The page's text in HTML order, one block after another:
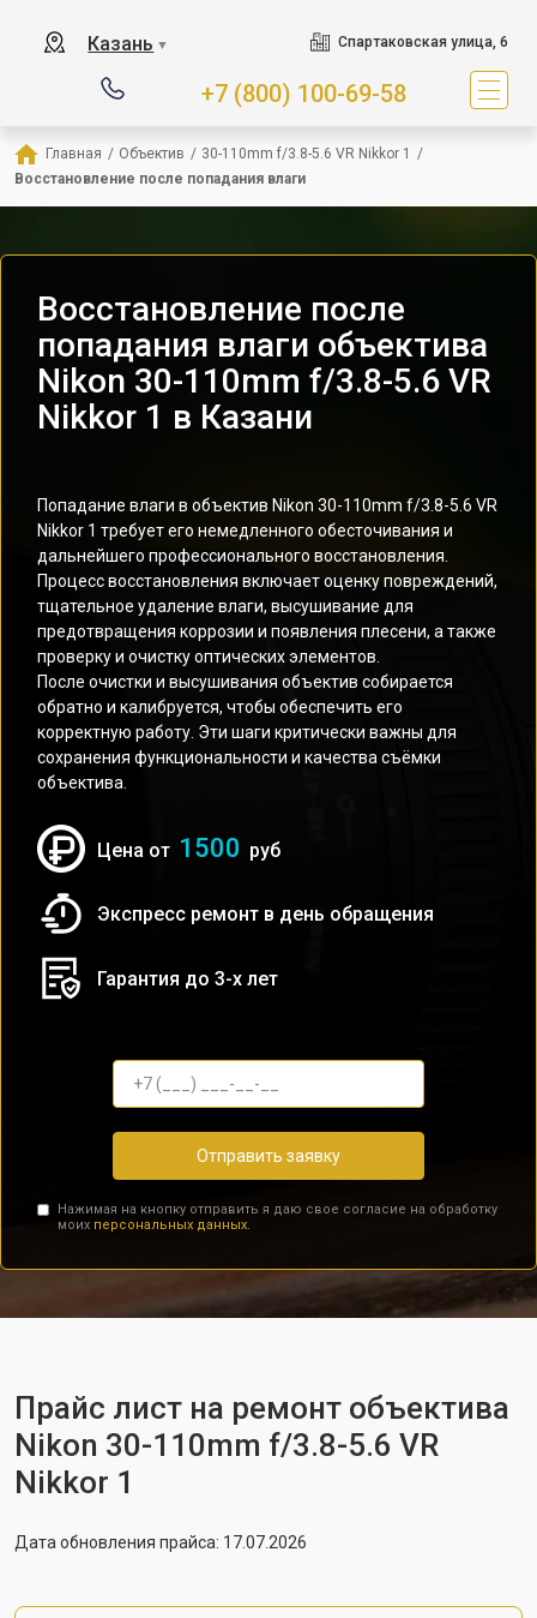
Казань ▼ Спартаковская улица, 6
+7 (800) 100-69-58
Главная / Объектив / 30-110mm f/3.8-5.6 VR Nikkor 1
/
Восстановление после попадания влаги
Восстановление после
попадания влаги объектива
Nikon 30-110mm f/3.8-5.6 VR
Nikkor 1 в Казани
Попадание влаги в объектив Nikon 30-110mm f/3.8-5.6 VR
Nikkor 1 требует его немедленного обесточивания и
дальнейшего профессионального восстановления.
Процесс восстановления включает оценку повреждений,
тщательное удаление влаги, высушивание для
предотвращения коррозии и появления плесени, а также
проверку и очистку оптических элементов.
После очистки и высушивания объектив собирается
обратно и калибруется, чтобы обеспечить его
корректную работу. Эти шаги критически важны для
сохранения функциональности и качества съёмки
объектива.
Цена от 1500 руб
Экспресс ремонт в день обращения
Гарантия до 3-х лет
Отправить заявку
Нажимая на кнопку отправить я даю свое согласие на обработку
моих персональных данных.
Прайс лист на ремонт объектива
Nikon 30-110mm f/3.8-5.6 VR
Nikkor 1
Дата обновления прайса: 17.07.2026